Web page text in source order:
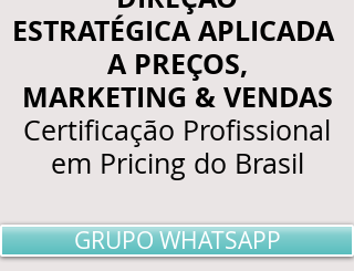
ESTRATÉGICA APLICADA
A PREÇOS,
MARKETING & VENDAS
Certificação Profissional
em Pricing do Brasil
GRUPO WHATSAPP